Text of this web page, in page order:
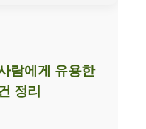
람에게 유용한
정리